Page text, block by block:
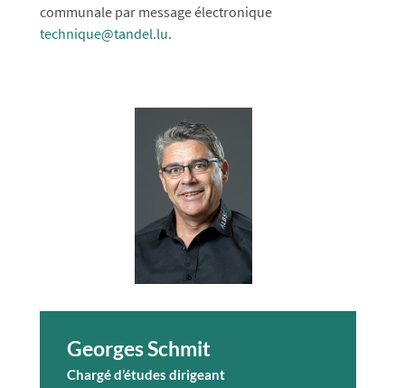
communale par message électronique
technique@tandel.lu.
Georges Schmit
Chargé d’études dirigeant